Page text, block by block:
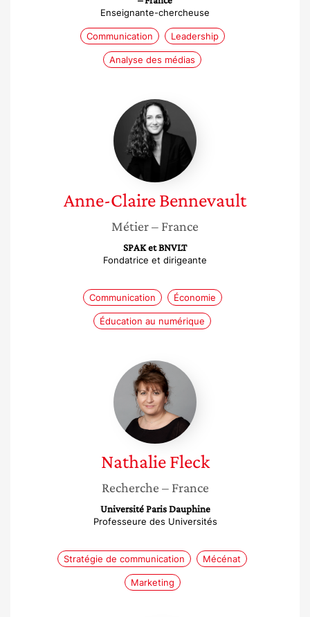
Enseignante-chercheuse
Communication Leadership
Analyse des médias
Anne-
Claire
Bennevault
Anne-ClaireBennevault
Métier– France
SPAK et BNVLT
Fondatrice et dirigeante
Communication Économie
Éducation au numérique
Nathalie
Fleck
Nathalie Fleck
Recherche – France
Université Paris Dauphine
Professeure des Universités
Stratégie de communication Mécénat
Marketing